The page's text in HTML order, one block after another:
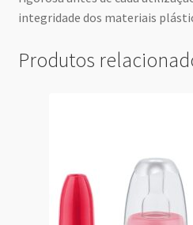
integridade dos materiais
Produtos